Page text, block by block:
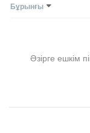
Бұрынғы
Әзірге ешкім